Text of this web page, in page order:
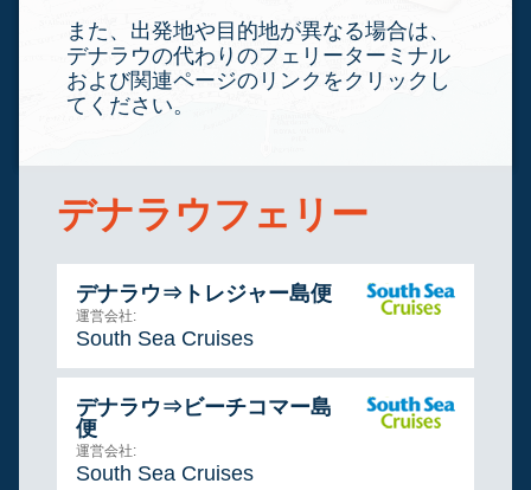
また、出発地や目的地が異なる場合は、
デナラウの代わりのフェリーターミナル
および関連ページのリンクをクリックし
てください。
デナラウフェリー
デナラウ⇒トレジャー島便
運営会社:
South Sea Cruises
デナラウ⇒ビーチコマー島
便
運営会社:
South Sea Cruises